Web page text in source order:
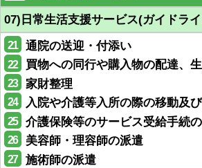
07)日常生活支援サービス(ガイドラ
21 通院の送迎・付添い
22 買物への同行や購入物の配達、
23 家財整理
24 入院や介護等入所の際の移動及
25 介護保険等のサービス受給手続
26 美容師・理容師の派遣
27
施術師の派遣